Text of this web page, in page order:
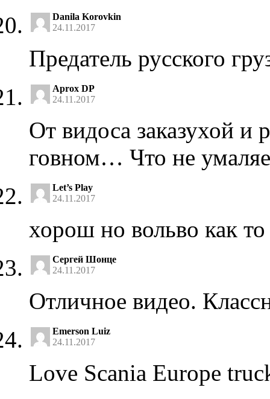
Danila Korovkin
24.11.2017
Предатель русского
Aprox DP
24.11.2017
От видоса заказухой и
говном… Что не
Let’s Play
24.11.2017
хорош но вольво как
Сергей Шонце
24.11.2017
Отличное видео.
Emerson Luiz
24.11.2017
Love Scania Europe